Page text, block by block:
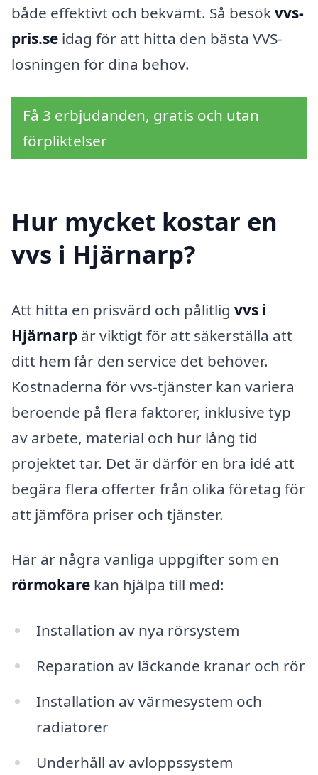
både effektivt och bekvämt. Så besökvvs-
pris.se idag för att hitta den bästa VVS-
lösningen för dina behov.
Få 3 erbjudanden, gratis och utan
förpliktelser
Hur mycket kostar en
vvs i Hjärnarp?
Att hitta en prisvärd och pålitlig vvs i
Hjärnarp är viktigt för att säkerställa att
ditt hem får den service det behöver.
Kostnaderna för vvs-tjänster kan variera
beroende på flera faktorer, inklusive typ
av arbete, material och hur lång tid
projektet tar. Det är därför en bra idé att
begära flera offerter från olika företag för
att jämföra priser och tjänster.
Här är några vanliga uppgifter som en
rörmokare kan hjälpa till med:
Installation av nya rörsystem
Reparation av läckande kranar och rör
Installation av värmesystem och
radiatorer
Underhåll av avloppssystem